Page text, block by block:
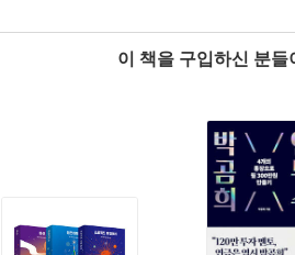
이 책을 구입하신 분